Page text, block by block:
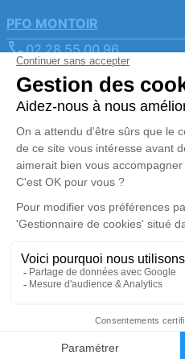
PFO MONTOIR
02 28 55 00 96
pfo-montoir@orange.fr
9 Rue Jules Verne -
4.8/5 - 72 avis
Nos Services
Organiser des obsèques2
Monuments funéraires
Nos
Politique de traitement des
Politique d’utilisation des
Zone d'intervention
Réalisation et